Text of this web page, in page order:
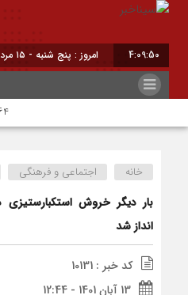
4:09:51 امروز : پنج شنبه - ۱۵ مرداد - ۱۴۰۵
۶۴ میلیارد تومان تسهیلات اشتغالزایی به مددجویان کمیته امداد شهرضا پرداخت شد
خانه اجتماعی و فرهنگی
بار دیگر خروش
انداز شد
کد خبر : 10131
13 آبان 1401 - 12:44